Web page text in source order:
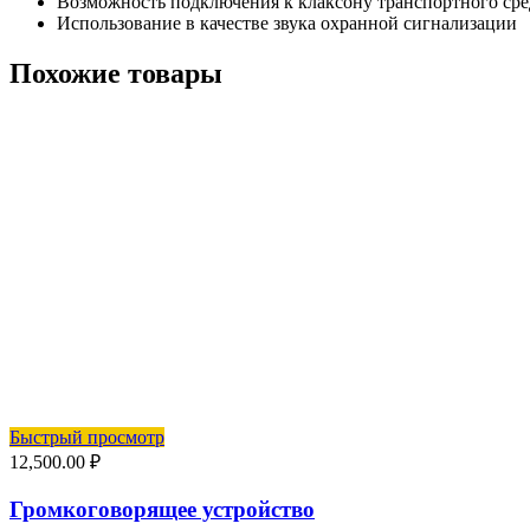
Использование в качестве звука охранной сигнализации
Похожие товары
Быстрый просмотр
12,500.00 ₽
Громкоговорящее устройство